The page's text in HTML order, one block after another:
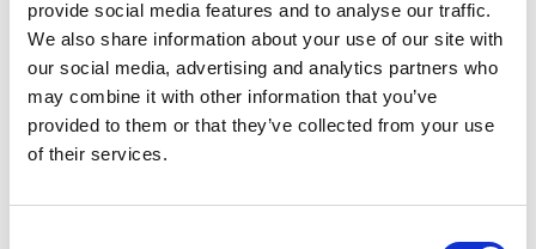
provide social media features and to analyse our traffic.
We also share information about your use of our site with
our social media, advertising and analytics partners who
may combine it with other information that you’ve
provided to them or that they’ve collected from your use
of their services.
ΥΓΕΙΑ ΕΝΤΈΡΟΥ